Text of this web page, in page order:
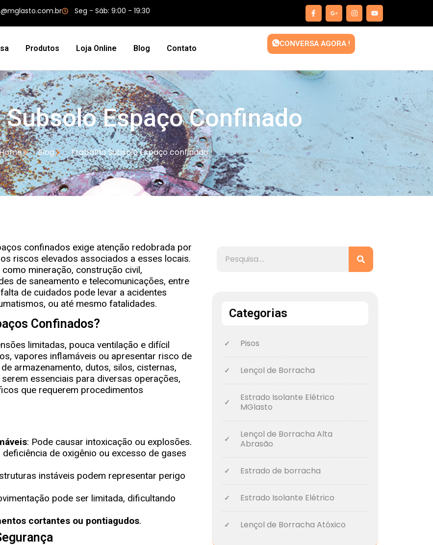
Seg - Sáb: 9:00 - 19:30
Produtos Loja Online Blog Contato CONVERSA AGORA !
Subsolo Espaço Confinado
Blog Trabalho Subsolo Espaço confinado
confinados exige atenção redobrada por
riscos elevados associados a esses locais.
mineração, construção civil,
de saneamento e telecomunicações, entre
de cuidados pode levar a acidentes
ou até mesmo fatalidades.
Confinados?
limitadas, pouca ventilação e difícil
vapores inflamáveis ou apresentar risco de
armazenamento, dutos, silos, cisternas,
essenciais para diversas operações,
que requerem procedimentos
: Pode causar intoxicação ou explosões.
deficiência de oxigênio ou excesso de gases
instáveis podem representar perigo
pode ser limitada, dificultando
cortantes ou pontiagudos.
Categorias
Pisos
Lençol de Borracha
Estrado Isolante Elétrico
MGlasto
Lençol de Borracha Alta
Abrasão
Estrado de borracha
Estrado Isolante Elétrico
Lençol de Borracha Atóxico